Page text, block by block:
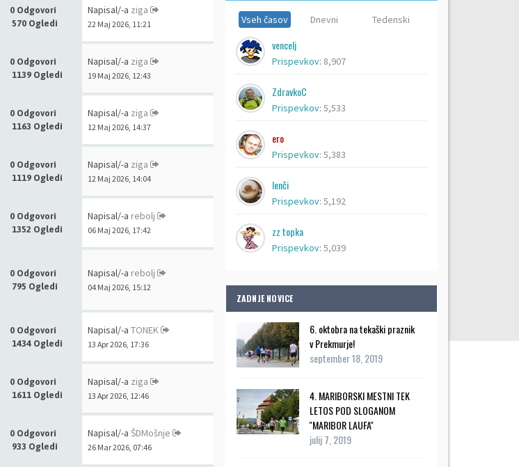
Vseh časov Dnevni Tedenski
vencelj
Prispevkov: 8,907
ZdravkoC
Prispevkov: 5,533
ero
Prispevkov: 5,383
lenči
Prispevkov: 5,192
zz topka
Prispevkov: 5,039
ZADNJE NOVICE
6. oktobra na tekaški praznik
v Prekmurje!
september 18, 2019
4. MARIBORSKI MESTNI TEK
LETOS POD SLOGANOM
''MARIBOR LAUFA''
julij 7, 2019
0 Odgovori
570 Ogledi
Napisal/-a ziga
22 Maj 2026, 11:21
0 Odgovori
1139 Ogledi
Napisal/-a ziga
19 Maj 2026, 12:43
0 Odgovori
1163 Ogledi
Napisal/-a ziga
12 Maj 2026, 14:37
0 Odgovori
1119 Ogledi
Napisal/-a ziga
12 Maj 2026, 14:04
0 Odgovori
1352 Ogledi
Napisal/-a rebolj
06 Maj 2026, 17:42
0 Odgovori
795 Ogledi
Napisal/-a rebolj
04 Maj 2026, 15:12
0 Odgovori
1434 Ogledi
Napisal/-a TONEK
13 Apr 2026, 17:36
0 Odgovori
1611 Ogledi
Napisal/-a ziga
13 Apr 2026, 12:46
0 Odgovori
933 Ogledi
Napisal/-a ŠDMošnje
26 Mar 2026, 07:46